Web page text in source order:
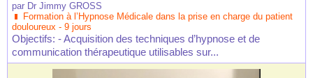
par Dr Jimmy GROSS
Formation à l’Hypnose Médicale dans la prise en charge du patient
douloureux - 9 jours
Objectifs: - Acquisition des techniques d’hypnose et de
communication thérapeutique utilisables sur...